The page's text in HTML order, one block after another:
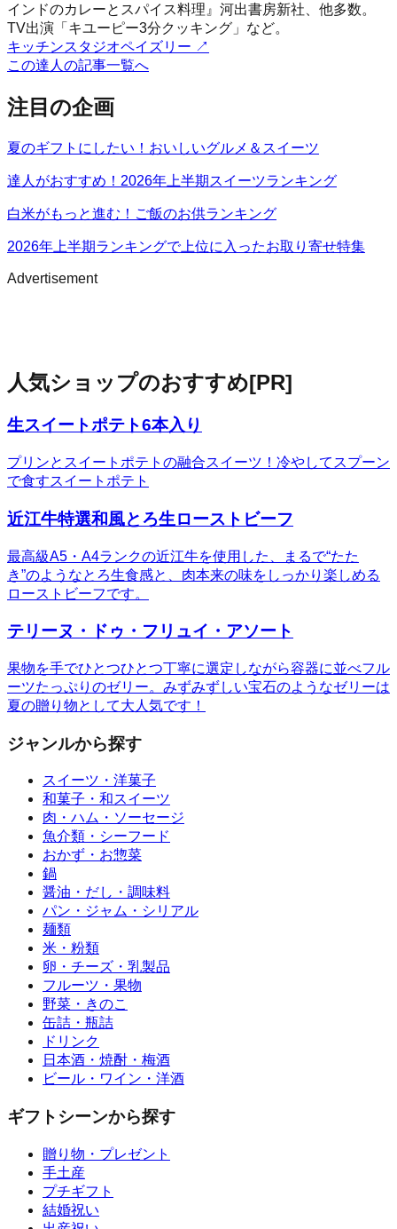
インドのカレーとスパイス料理』河出書房新社、他多数。
TV出演「キユーピー3分クッキング」など。
キッチンスタジオペイズリー ↗
この達人の記事一覧へ
注目の企画
夏のギフトにしたい！おいしいグルメ＆スイーツ
達人がおすすめ！2026年上半期スイーツランキング
白米がもっと進む！ご飯のお供ランキング
2026年上半期ランキングで上位に入ったお取り寄せ特集
Advertisement
人気ショップのおすすめ[PR]
生スイートポテト6本入り
プリンとスイートポテトの融合スイーツ！冷やしてスプーン
で食すスイートポテト
近江牛特選和風とろ生ローストビーフ
最高級A5・A4ランクの近江牛を使用した、まるで“たた
き”のようなとろ生食感と、肉本来の味をしっかり楽しめる
ローストビーフです。
テリーヌ・ドゥ・フリュイ・アソート
果物を手でひとつひとつ丁寧に選定しながら容器に並べフル
ーツたっぷりのゼリー。みずみずしい宝石のようなゼリーは
夏の贈り物として大人気です！
ジャンルから探す
スイーツ・洋菓子
和菓子・和スイーツ
肉・ハム・ソーセージ
魚介類・シーフード
おかず・お惣菜
鍋
醤油・だし・調味料
パン・ジャム・シリアル
麺類
米・粉類
卵・チーズ・乳製品
フルーツ・果物
野菜・きのこ
缶詰・瓶詰
ドリンク
日本酒・焼酎・梅酒
ビール・ワイン・洋酒
ギフトシーンから探す
贈り物・プレゼント
手土産
プチギフト
結婚祝い